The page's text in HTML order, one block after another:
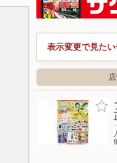
表示変更で見たい